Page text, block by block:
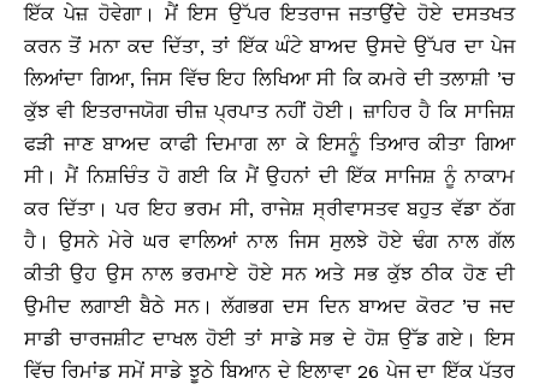
ਇੱਕ ਪੇਜ਼ ਹੋਵੇਗਾ। ਮੈਂ ਇਸ ਉੱਪਰ ਇਤਰਾਜ ਜਤਾਉਂਦੇ ਹੋਏ ਦਸਤਖਤ
ਕਰਨ ਤੋਂ ਮਨਾ ਕਦ ਦਿੱਤਾ, ਤਾਂ ਇੱਕ ਘੰਟੇ ਬਾਅਦ ਉਸਦੇ ਉੱਪਰ ਦਾ ਪੇਜ
ਲਿਆਂਦਾ ਗਿਆ, ਜਿਸ ਵਿੱਚ ਇਹ ਲਿਖਿਆ ਸੀ ਕਿ ਕਮਰੇ ਦੀ ਤਲਾਸ਼ੀ ’ਚ
ਕੁੱਝ ਵੀ ਇਤਰਾਜਯੋਗ ਚੀਜ਼ ਪ੍ਰਪਾਤ ਨਹੀਂ ਹੋਈ। ਜ਼ਾਹਿਰ ਹੈ ਕਿ ਸਾਜਿਸ਼
ਫੜੀ ਜਾਣ ਬਾਅਦ ਕਾਫੀ ਦਿਮਾਗ ਲਾ ਕੇ ਇਸਨੂੰ ਤਿਆਰ ਕੀਤਾ ਗਿਆ
ਸੀ। ਮੈਂ ਨਿਸ਼ਚਿੰਤ ਹੋ ਗਈ ਕਿ ਮੈਂ ਉਹਨਾਂ ਦੀ ਇੱਕ ਸਾਜਿਸ਼ ਨੂੰ ਨਾਕਾਮ
ਕਰ ਦਿੱਤਾ। ਪਰ ਇਹ ਭਰਮ ਸੀ, ਰਾਜੇਸ਼ ਸ੍ਰੀਵਾਸਤਵ ਬਹੁਤ ਵੱਡਾ ਠੱਗ
ਹੈ। ਉਸਨੇ ਮੇਰੇ ਘਰ ਵਾਲਿਆਂ ਨਾਲ ਜਿਸ ਸੁਲਝੇ ਹੋਏ ਢੰਗ ਨਾਲ ਗੱਲ
ਕੀਤੀ ਉਹ ਉਸ ਨਾਲ ਭਰਮਾਏ ਹੋਏ ਸਨ ਅਤੇ ਸਭ ਕੁੱਝ ਠੀਕ ਹੋਣ ਦੀ
ਉਮੀਦ ਲਗਾਈ ਬੈਠੇ ਸਨ। ਲੱਗਭਗ ਦਸ ਦਿਨ ਬਾਅਦ ਕੋਰਟ ’ਚ ਜਦ
ਸਾਡੀ ਚਾਰਜਸ਼ੀਟ ਦਾਖਲ ਹੋਈ ਤਾਂ ਸਾਡੇ ਸਭ ਦੇ ਹੋਸ਼ ਉੱਡ ਗਏ। ਇਸ
ਵਿੱਚ ਰਿਮਾਂਡ ਸਮੇਂ ਸਾਡੇ ਝੂਠੇ ਬਿਆਨ ਦੇ ਇਲਾਵਾ 26 ਪੇਜ ਦਾ ਇੱਕ ਪੱਤਰ